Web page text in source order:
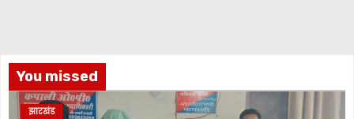
You missed
झारखंड